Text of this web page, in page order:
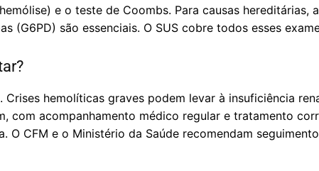
e o teste de Coombs. Para causas hereditárias,
(G6PD) são essenciais. O SUS cobre todos esses
Crises hemolíticas graves podem levar à insuficiência
com acompanhamento médico regular e tratamento
O CFM e o Ministério da Saúde recomendam